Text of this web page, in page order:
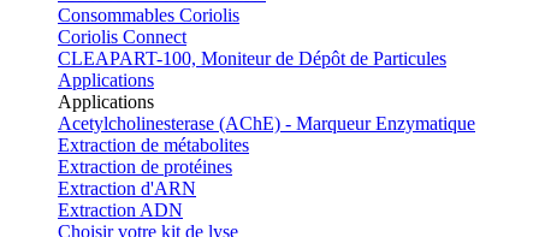
Consommables Coriolis
Coriolis Connect
CLEAPART-100, Moniteur de Dépôt de Particules
Applications
Applications
Acetylcholinesterase (AChE) - Marqueur Enzymatique
Extraction de métabolites
Extraction de protéines
Extraction d'ARN
Extraction ADN
Choisir votre kit de lyse